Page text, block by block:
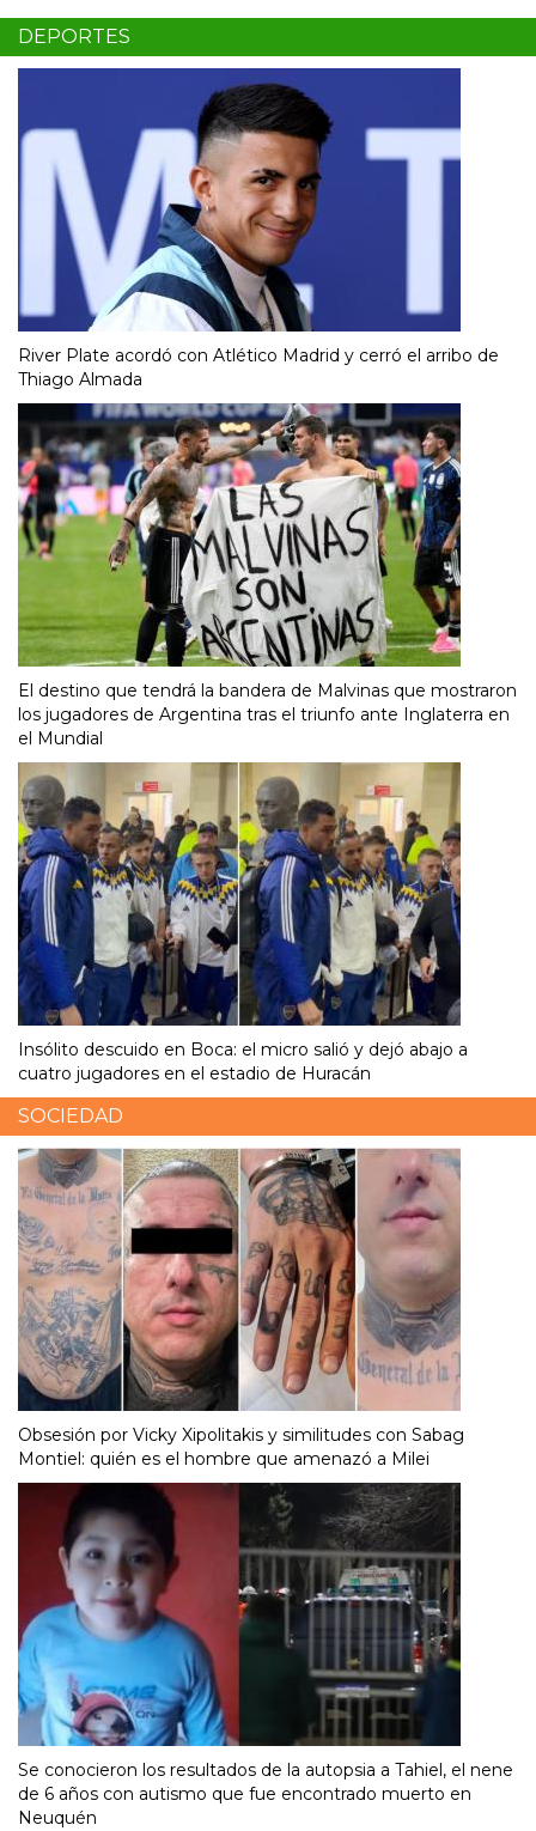
DEPORTES
River Plate acordó con Atlético Madrid y cerró el arribo de
Thiago Almada
El destino que tendrá la bandera de Malvinas que mostraron
los jugadores de Argentina tras el triunfo ante Inglaterra en
el Mundial
Insólito descuido en Boca: el micro salió y dejó abajo a
cuatro jugadores en el estadio de Huracán
SOCIEDAD
Obsesión por Vicky Xipolitakis y similitudes con Sabag
Montiel: quién es el hombre que amenazó a Milei
Se conocieron los resultados de la autopsia a Tahiel, el nene
de 6 años con autismo que fue encontrado muerto en
Neuquén